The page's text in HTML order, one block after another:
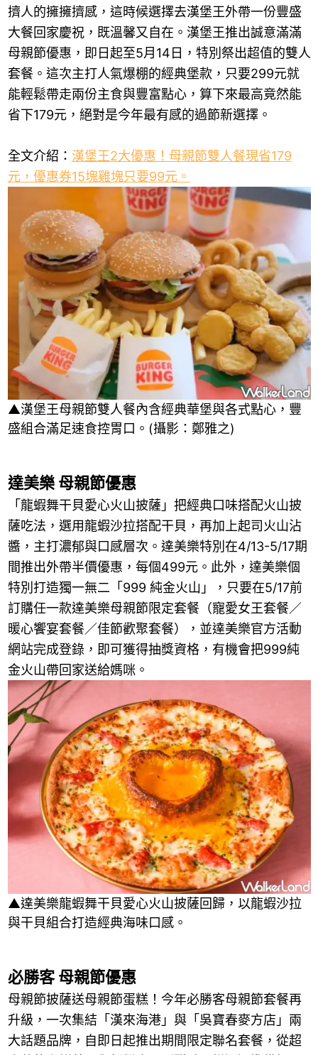
擠人的擁擁擠感，這時候選擇去漢堡王外帶一份豐盛
大餐回家慶祝，既溫馨又自在。漢堡王推出誠意滿滿
母親節優惠，即日起至5月14日，特別祭出超值的雙人
套餐。這次主打人氣爆棚的經典堡款，只要299元就
能輕鬆帶走兩份主食與豐富點心，算下來最高竟然能
省下179元，絕對是今年最有感的過節新選擇。
全文介紹： 漢堡王2大優惠！母親節雙人餐現省179
元，優惠券15塊雞塊只要99元。
▲漢堡王母親節雙人餐內含經典華堡與各式點心，豐
盛組合滿足速食控胃口。(攝影：鄭雅之)
達美樂 母親節優惠
「龍蝦舞干貝愛心火山披薩」把經典口味搭配火山披
薩吃法，選用龍蝦沙拉搭配干貝，再加上起司火山沾
醬，主打濃郁與口感層次。達美樂特別在4/13-5/17期
間推出外帶半價優惠，每個499元。此外，達美樂個
特別打造獨一無二「999 純金火山」，只要在5/17前
訂購任一款達美樂母親節限定套餐（寵愛女王套餐／
暖心饗宴套餐／佳節歡聚套餐），並達美樂官方活動
網站完成登錄，即可獲得抽獎資格，有機會把999純
金火山帶回家送給媽咪。
▲達美樂龍蝦舞干貝愛心火山披薩回歸，以龍蝦沙拉
與干貝組合打造經典海味口感。
必勝客 母親節優惠
母親節披薩送母親節蛋糕！今年必勝客母親節套餐再
升級，一次集結「漢來海港」與「吳寶春麥方店」兩
大話題品牌，自即日起推出期間限定聯名套餐，從超